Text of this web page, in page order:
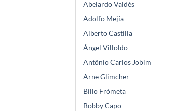
Abelardo Valdés
Adolfo Mejía
Alberto Castilla
Ángel Villoldo
Antônio Carlos Jobim
Arne Glimcher
Billo Frómeta
Bobby Capo